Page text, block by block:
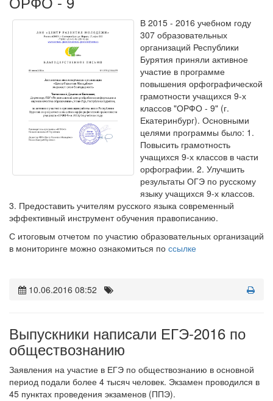
В 2015 - 2016 учебном году
307 образовательных
организаций Республики
Бурятия приняли активное
участие в программе
повышения орфографической
грамотности учащихся 9-х
классов "ОРФО - 9" (г.
Екатеринбург). Основными
целями программы было: 1.
Повысить грамотность
учащихся 9-х классов в части
орфографии. 2. Улучшить
результаты ОГЭ по русскому
языку учащихся 9-х классов.
3. Предоставить учителям русского языка современный
эффективный инструмент обучения правописанию.
С итоговым отчетом по участию образовательных организаций
в мониторинге можно ознакомиться по ссылке
10.06.2016 08:52
Выпускники написали ЕГЭ-2016 по
обществознанию
Заявления на участие в ЕГЭ по обществознанию в основной
период подали более 4 тысяч человек. Экзамен проводился в
45 пунктах проведения экзаменов (ППЭ).